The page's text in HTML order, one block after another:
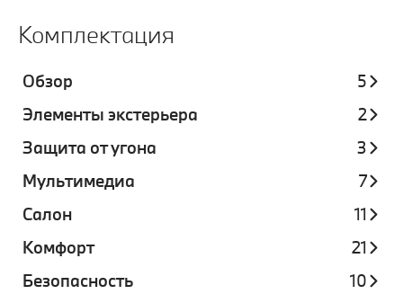
Комплектация
Обзор
5
Элементы экстерьера
2
Защита от угона
3
Мультимедиа
7
Салон
11
Комфорт
21
Безопасность
10